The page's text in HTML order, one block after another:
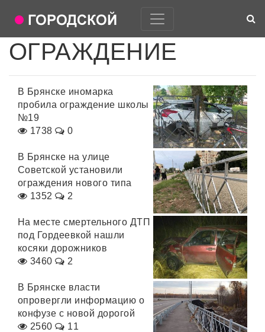
ОГРАЖДЕНИЕ
В Брянске иномарка
пробила ограждение школы
№19
1738
0
В Брянске на улице
Советской установили
ограждения нового типа
1352
2
На месте смертельного ДТП
под Гордеевкой нашли
косяки дорожников
3460
2
В Брянске власти
опровергли информацию о
конфузе с новой дорогой
2560
11